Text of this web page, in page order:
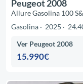
Peugeot 2008
Allure Gasolina 100
Gasolina
2025
Ver Peugeot 2008
15.990€